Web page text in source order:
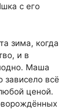
с его
зима, когда
и в
Маша
зависело всё
ценой.